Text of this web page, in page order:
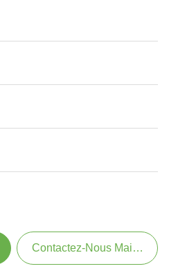
Contactez-Nous Maintenant